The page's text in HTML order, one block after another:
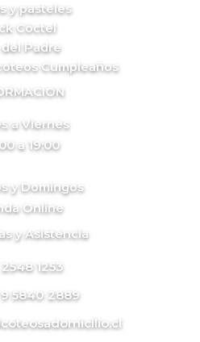
y pasteles
Cóctel
Padre
Cumpleaños
a Viernes
a 19:00
y Domingos
Online
y Asistencia
1253
9 5840 2889